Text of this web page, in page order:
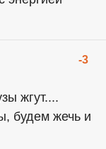
-3
жгут....
будем жечь и